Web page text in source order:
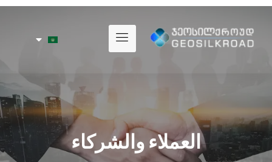
العملاء والشركاء